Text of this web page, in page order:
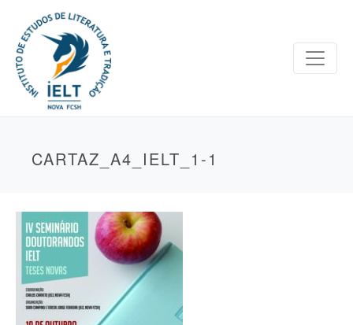
CARTAZ_A4_IELT_1-1